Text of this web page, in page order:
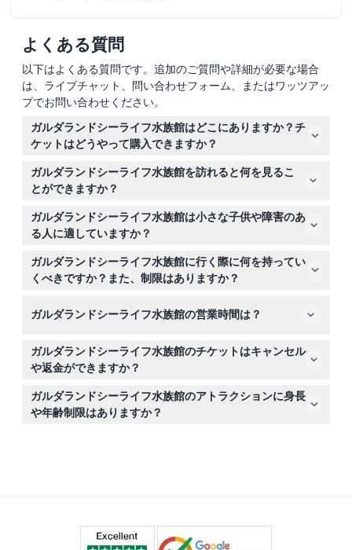
よくある質問
以下はよくある質問です。追加のご質問や詳細が必要な場合
は、ライブチャット、問い合わせフォーム、またはワッツアッ
プでお問い合わせください。
ガルダランドシーライフ水族館はどこにありますか？チ
ケットはどうやって購入できますか？
ガルダランドシーライフ水族館はイタリアのヴェローナ近
くのカステルヌオーヴォ・デル・ガルダにあります。こち
らのウェブサイトでオンライン予約ができ、簡単で安全に
入場できます。
ガルダランドシーライフ水族館を訪れると何を見るこ
とができますか？
13のテーマエリアにわたり、40の水槽で5,000匹以上の海
洋生物を鑑賞できます。サメ、アシカ、クマノミ、海の生
き物の下を歩ける水中トンネルもあります。
ガルダランドシーライフ水族館は小さな子供や障害のあ
る人に適していますか？
はい、家族向けでインタラクティブな展示もあります。
90cm未満の子供は無料で入場でき、ベビーカーや車椅子
の利用も可能で、多様なニーズの来場者に対応していま
ガルダランドシーライフ水族館に行く際に何を持ってい
くべきですか？また、制限はありますか？
ださい。セキュリティのためにバッグ検査があり、館内へ
ガルダランドシーライフ水族館の営業時間は？
月曜から木曜は10:00から17:00、金曜は夜中まで、週末は
10:00から18:00（変更となる場合があるため、ご予約時に
ご確認ください）。
ガルダランドシーライフ水族館のチケットはキャンセル
や返金ができますか？
チケットは返金不可でキャンセルもできませんので、ご購
入前に日時をよくご確認ください。
ガルダランドシーライフ水族館のアトラクションに身長
や年齢制限はありますか？